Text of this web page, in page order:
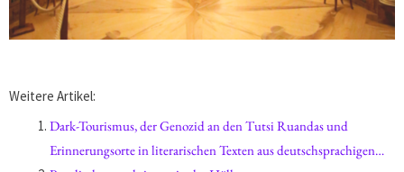
Weitere Artikel:
Dark-Tourismus, der Genozid an den Tutsi Ruandas und
Erinnerungsorte in literarischen Texten aus deutschsprachigen